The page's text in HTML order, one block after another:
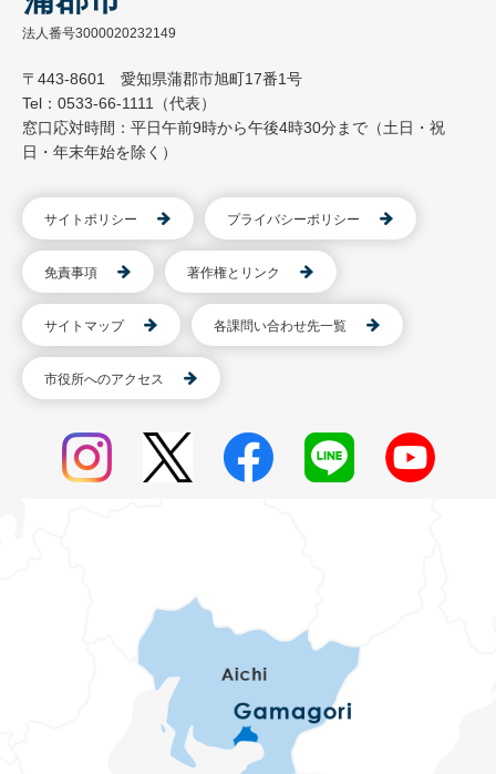
法人番号3000020232149
〒443-8601 愛知県蒲郡市旭町17番1号
Tel：0533-66-1111（代表）
窓口応対時間：平日午前9時から午後4時30分まで（土日・祝
日・年末年始を除く）
サイトポリシー プライバシーポリシー
免責事項 著作権とリンク
サイトマップ 各課問い合わせ先一覧
市役所へのアクセス